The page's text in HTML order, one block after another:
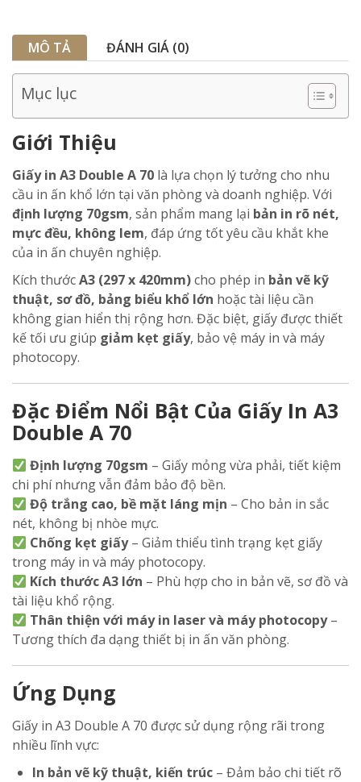
MÔ TẢ ĐÁNH GIÁ (0)
Mục lục
Giới Thiệu
Giấy in A3 Double A 70 là lựa chọn lý tưởng cho nhu
cầu in ấn khổ lớn tại văn phòng và doanh nghiệp. Với
định lượng 70gsm, sản phẩm mang lại bản in rõ nét,
mực đều, không lem, đáp ứng tốt yêu cầu khắt khe
của in ấn chuyên nghiệp.
Kích thướcA3 (297 x 420mm)cho phép in bản vẽ kỹ
thuật, sơ đồ, bảng biểu khổ lớn hoặc tài liệu cần
không gian hiển thị rộng hơn. Đặc biệt, giấy được thiết
kế tối ưu giúp giảm kẹt giấy, bảo vệ máy in và máy
photocopy.
Đặc Điểm Nổi Bật Của Giấy In A3
Double A 70
Định lượng 70gsm – Giấy mỏng vừa phải, tiết kiệm
chi phí nhưng vẫn đảm bảo độ bền.
Độ trắng cao, bề mặt láng mịn – Cho bản in sắc
nét, không bị nhòe mực.
Chống kẹt giấy– Giảm thiểu tình trạng kẹt giấy
trong máy in và máy photocopy.
Kích thước A3 lớn – Phù hợp cho in bản vẽ, sơ đồ và
tài liệu khổ rộng.
Thân thiện với máy in laser và máy photocopy–
Tương thích đa dạng thiết bị in ấn văn phòng.
Ứng Dụng
Giấy in A3 Double A 70 được sử dụng rộng rãi trong
nhiều lĩnh vực:
In bản vẽ kỹ thuật, kiến trúc – Đảm bảo chi tiết rõ